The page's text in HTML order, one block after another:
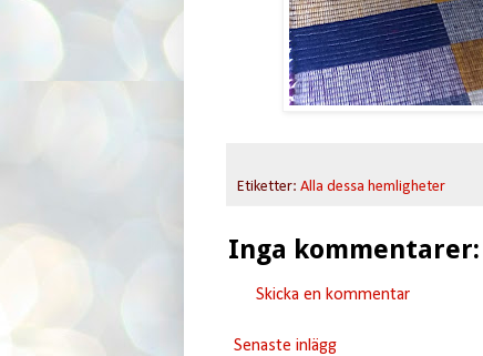
Etiketter: Alla dessa hemligheter
Inga kommentarer:
Skicka en kommentar
Senaste inlägg